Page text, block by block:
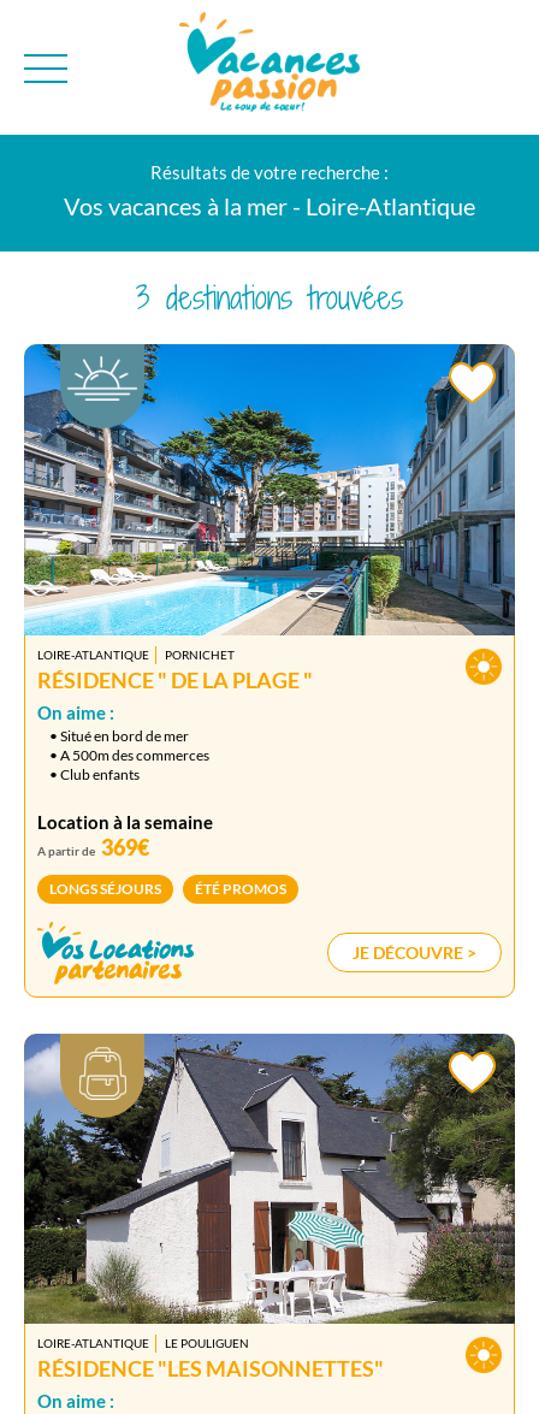
BONS PLANS
Résultats de votre recherche :
Vos vacances à la mer - Loire-Atlantique
3 destinations trouvées
LOIRE-ATLANTIQUE PORNICHET
RÉSIDENCE " DE LA PLAGE "
On aime :
• Situé en bord de mer
• A 500m des commerces
• Club enfants
Location à la semaine
A partir de 369€
LONGS SÉJOURS ÉTÉ PROMOS
JE DÉCOUVRE >
LOIRE-ATLANTIQUE LE POULIGUEN
RÉSIDENCE "LES MAISONNETTES"
On aime :